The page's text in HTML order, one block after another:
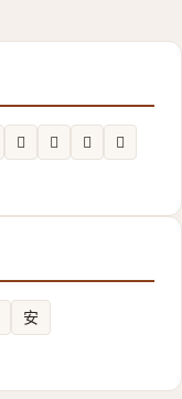
𲲅 𬐖 𤿟 𭽪
安